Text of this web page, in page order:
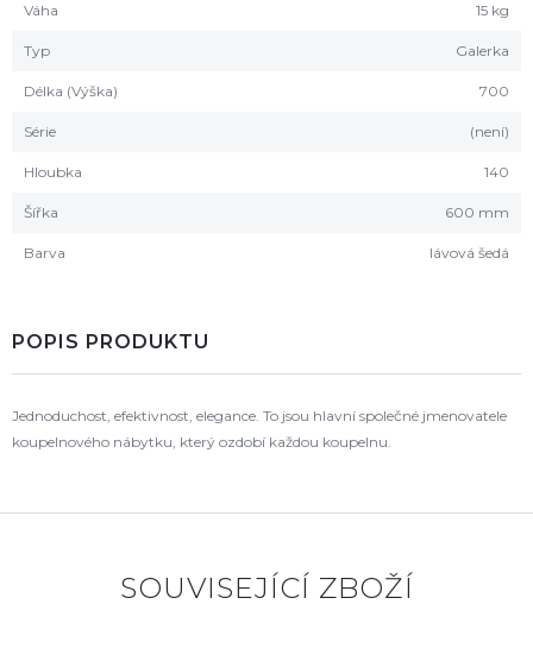
Váha 15 kg
Typ Galerka
Délka (Výška) 700
Série (není)
Hloubka 140
Šířka 600 mm
Barva lávová šedá
POPIS PRODUKTU
Jednoduchost, efektivnost, elegance. To jsou hlavní společné jmenovatele
koupelnového nábytku, který ozdobí každou koupelnu.
SOUVISEJÍCÍ ZBOŽÍ